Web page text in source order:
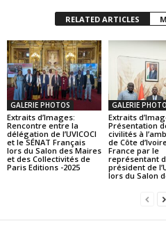
RELATED ARTICLES
GALERIE PHOTOS
Extraits d’Images:
Rencontre entre la
délégation de l’UVICOCI
et le SÉNAT Français
lors du Salon des Maires
et des Collectivités de
Paris Editions -2025
GALERIE
Extraits
Présentation
civilités à
de Côte
France par le
représentant
président de
lors du Salon